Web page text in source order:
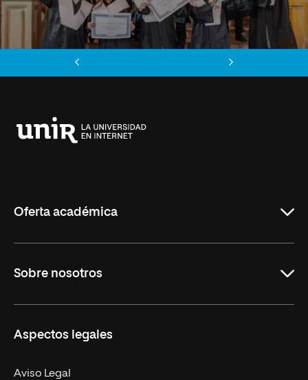
Oferta académica
Másteres Oficiales
Doctorados
Experto Universitario
Sobre nosotros
Facultades
Nuestro Equipo
Aspectos legales
Aviso Legal